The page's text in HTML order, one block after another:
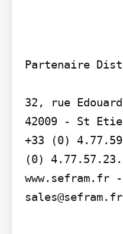
Partenaire
32, rue
42009 - St
+33 (0)
(0)
www.sefram.fr
sales@sefram.fr